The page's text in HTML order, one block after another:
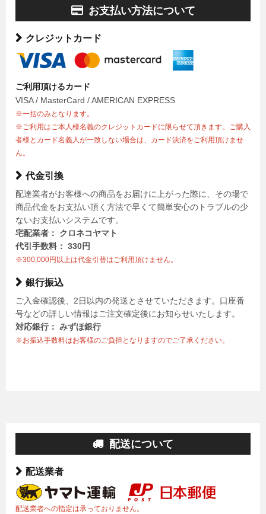
お支払い方法について
クレジットカード
ご利用頂けるカード
VISA / MasterCard / AMERICAN EXPRESS
※一括のみとなります。
※ご利用はご本人様名義のクレジットカードに限らせて頂きます。ご購入
者様とカード名義人が一致しない場合は、カード決済をご利用頂けませ
ん。
代金引換
配達業者がお客様への商品をお届けに上がった際に、その場で
商品代金をお支払い頂く方法で早くて簡単安心のトラブルの少
ないお支払いシステムです。
宅配業者： クロネコヤマト
代引手数料： 330円
※300,000円以上は代金引替はご利用頂けません。
銀行振込
ご入金確認後、2日以内の発送とさせていただきます。口座番
号などの詳しい情報はご注文確定後にお知らせいたします。
対応銀行： みずほ銀行
※お振込手数料はお客様のご負担となりますのでご了承ください。
配送について
配送業者
配送業者への指定は承っておりません。